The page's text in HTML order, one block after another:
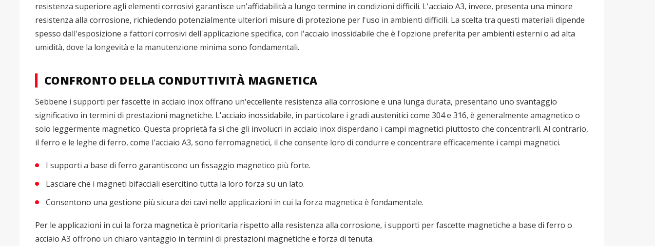
resistenza superiore agli elementi corrosivi garantisce un'affidabilità a lungo termine in condizioni difficili. L'acciaio A3, invece, presenta una minore
resistenza alla corrosione, richiedendo potenzialmente ulteriori misure di protezione per l'uso in ambienti difficili. La scelta tra questi materiali dipende
spesso dall'esposizione a fattori corrosivi dell'applicazione specifica, con l'acciaio inossidabile che è l'opzione preferita per ambienti esterni o ad alta
umidità, dove la longevità e la manutenzione minima sono fondamentali.
CONFRONTO DELLA CONDUTTIVITÀ MAGNETICA
Sebbene i supporti per fascette in acciaio inox offrano un'eccellente resistenza alla corrosione e una lunga durata, presentano uno svantaggio
significativo in termini di prestazioni magnetiche. L'acciaio inossidabile, in particolare i gradi austenitici come 304 e 316, è generalmente amagnetico o
solo leggermente magnetico. Questa proprietà fa sì che gli involucri in acciaio inox disperdano i campi magnetici piuttosto che concentrarli. Al contrario,
il ferro e le leghe di ferro, come l'acciaio A3, sono ferromagnetici, il che consente loro di condurre e concentrare efficacemente i campi magnetici.
I supporti a base di ferro garantiscono un fissaggio magnetico più forte.
Lasciare che i magneti bifacciali esercitino tutta la loro forza su un lato.
Consentono una gestione più sicura dei cavi nelle applicazioni in cui la forza magnetica è fondamentale.
Per le applicazioni in cui la forza magnetica è prioritaria rispetto alla resistenza alla corrosione, i supporti per fascette magnetiche a base di ferro o
acciaio A3 offrono un chiaro vantaggio in termini di prestazioni magnetiche e forza di tenuta.